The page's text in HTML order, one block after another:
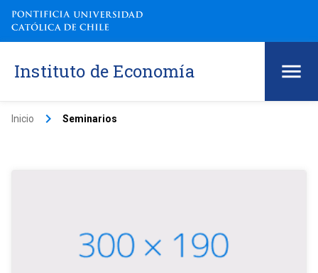
Instituto de Economía
Inicio keyboard_arrow_right Seminarios